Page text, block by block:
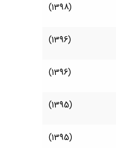
(1398)
(1396)
(1396)
(1395)
(1395)